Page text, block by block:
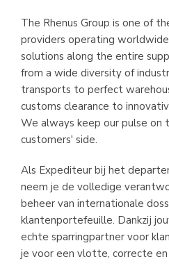
The Rhenus Group is one of
providers operating
solutions along the entire
from a wide diversity of
transports to perfect
customs clearance to
We always keep our pulse on
customers' side.
Als Expediteur bij het
neem je de volledige
beheer van internationale
klantenportefeuille. Dankzij
echte sparringpartner voor
je voor een vlotte, correcte